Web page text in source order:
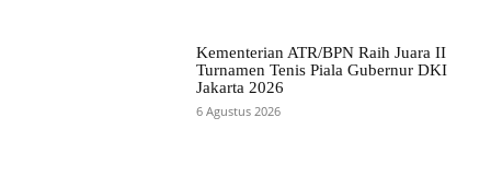
Kementerian ATR/BPN Raih Juara II
Turnamen Tenis Piala Gubernur DKI
Jakarta 2026
6 Agustus 2026